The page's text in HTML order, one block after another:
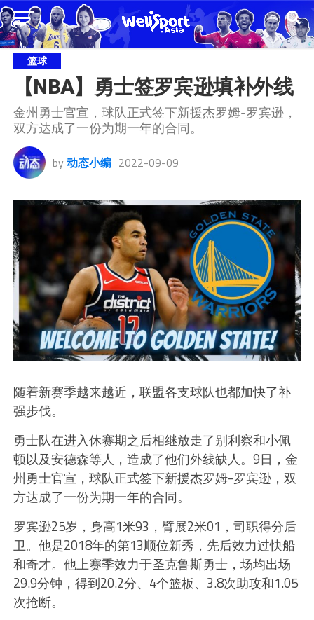
篮球
【NBA】勇士签罗宾逊填补外线
金州勇士官宣，球队正式签下新援杰罗姆-罗宾逊，
双方达成了一份为期一年的合同。
by 动态小编 2022-09-09
随着新赛季越来越近，联盟各支球队也都加快了补
强步伐。
勇士队在进入休赛期之后相继放走了别利察和小佩
顿以及安德森等人，造成了他们外线缺人。9日，金
州勇士官宣，球队正式签下新援杰罗姆-罗宾逊，双
方达成了一份为期一年的合同。
罗宾逊25岁，身高1米93，臂展2米01，司职得分后
卫。他是2018年的第13顺位新秀，先后效力过快船
和奇才。他上赛季效力于圣克鲁斯勇士，场均出场
29.9分钟，得到20.2分、4个篮板、3.8次助攻和1.05
次抢断。